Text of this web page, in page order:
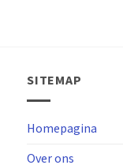
SITEMAP
Homepagina
Over ons